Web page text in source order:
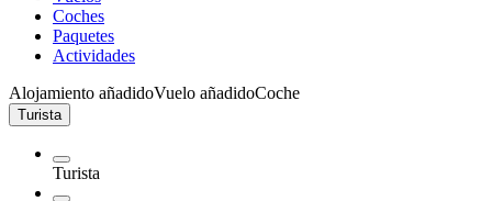
Coches
Paquetes
Actividades
Alojamiento añadidoVuelo añadidoCoche
Turista
Turista